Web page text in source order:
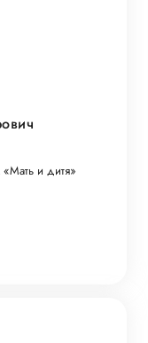
и дитя»